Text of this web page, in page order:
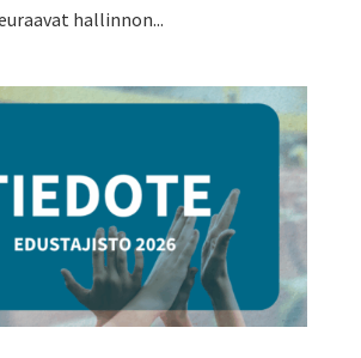
hallinnon...